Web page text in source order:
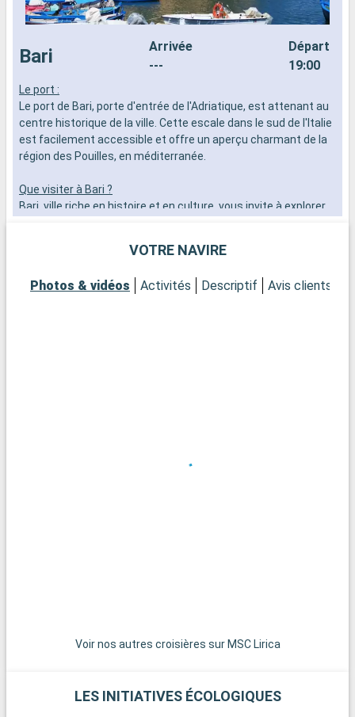
Bari
Arrivée
---
Départ
19:00
Le port :
Le port de Bari, porte d'entrée de l'Adriatique, est attenant au
centre historique de la ville. Cette escale dans le sud de l'Italie
est facilement accessible et offre un aperçu charmant de la
région des Pouilles, en méditerranée.
Que visiter à Bari ?
Bari, ville riche en histoire et en culture, vous invite à explorer
important lieu de pèlerinage, et le Castello Normanno-Svevo,
aux spécialités locales comme les orecchiette.
VOTRE NAVIRE
Photos & vidéos Activités Descriptif Avis clients
Voir nos autres croisières sur MSC Lirica
LES INITIATIVES ÉCOLOGIQUES